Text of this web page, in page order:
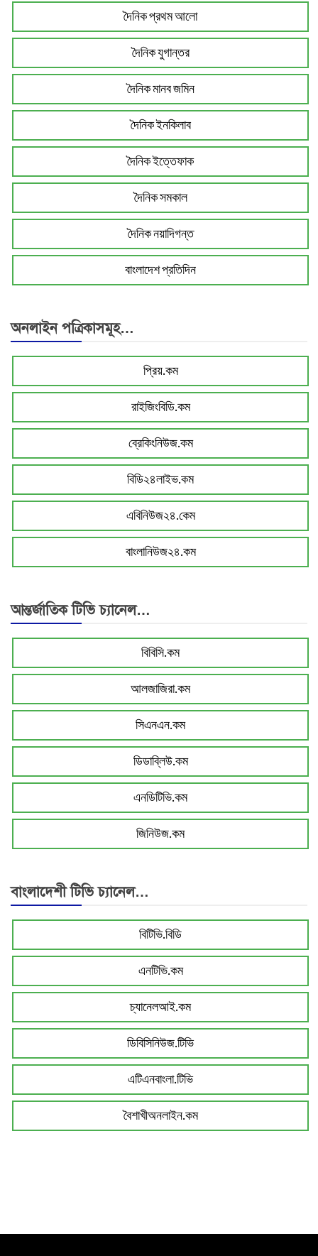
দৈনিক প্রথম আলো
দৈনিক যুগান্তর
দৈনিক মানব জমিন
দৈনিক ইনকিলাব
দৈনিক ইত্তেফাক
দৈনিক সমকাল
দৈনিক নয়াদিগন্ত
বাংলাদেশ প্রতিদিন
অনলাইন পত্রিকাসমূহ…
প্রিয়.কম
রাইজিংবিডি.কম
ব্রেকিংনিউজ.কম
বিডি২৪লাইভ.কম
এবিনিউজ২৪.কেম
বাংলানিউজ২৪.কম
আন্তর্জাতিক টিভি চ্যানেল…
বিবিসি.কম
আলজাজিরা.কম
সিএনএন.কম
ডিডাব্লিউ.কম
এনডিটিভি.কম
জিনিউজ.কম
বাংলাদেশী টিভি চ্যানেল…
বিটিভি.বিডি
এনটিভি.কম
চ্যানেলআই.কম
ডিবিসিনিউজ.টিভি
এটিএনবাংলা.টিভি
বৈশাখীঅনলাইন.কম